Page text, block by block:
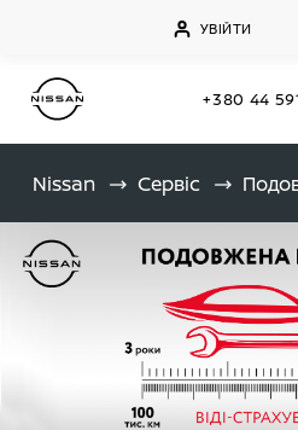
УВІЙТИ
+380 44
Nissan Сервіс